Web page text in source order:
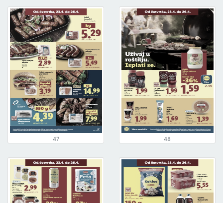
47 48